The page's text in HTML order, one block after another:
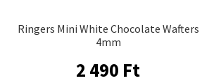
Ringers Mini White Chocolate Wafters
4mm
2 490 Ft